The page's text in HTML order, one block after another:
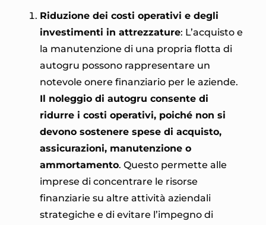
Riduzione dei costi operativi e degli
investimenti in attrezzature: L’acquisto e
la manutenzione di una propria flotta di
autogru possono rappresentare un
notevole onere finanziario per le aziende.
Il noleggio di autogru consente di
ridurre i costi operativi, poiché non si
devono sostenere spese di acquisto,
assicurazioni, manutenzione o
ammortamento. Questo permette alle
imprese di concentrare le risorse
finanziarie su altre attività aziendali
strategiche e di evitare l’impegno di